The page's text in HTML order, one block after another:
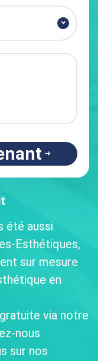
été aussi
Esthétiques,
sur mesure
en
via notre
nous
sur nos